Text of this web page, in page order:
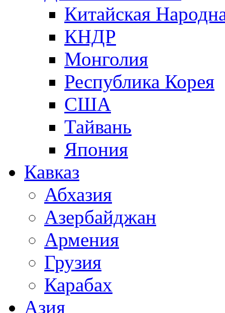
Китайская
КНДР
Монголия
Республика Корея
США
Тайвань
Япония
Кавказ
Абхазия
Азербайджан
Армения
Грузия
Карабах
Азия